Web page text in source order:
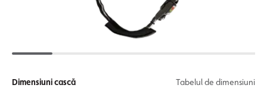
Dimensiuni cască Tabelul de dimensiuni